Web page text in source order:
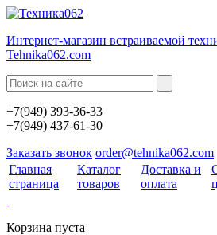
Интернет-магазин встраиваемой
Tehnika062.com
+7(949) 393-36-33
+7(949) 437-61-30
Заказать звонок order@tehnika062.com
Главная
страница
Каталог
товаров
Доставка и
оплата
Корзина пуста